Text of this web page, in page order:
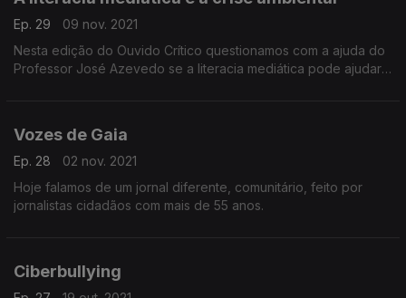
Ep. 29
09 nov. 2021
Nesta edição do Ouvido Crítico questionamos com a ajuda do
Professor José Azevedo se a literacia mediática pode ajudar
Vozes de Gaia
Ep. 28
02 nov. 2021
Hoje falamos de um jornal diferente, comunitário, feito por
jornalistas cidadãos com mais de 55 anos.
Ciberbullying